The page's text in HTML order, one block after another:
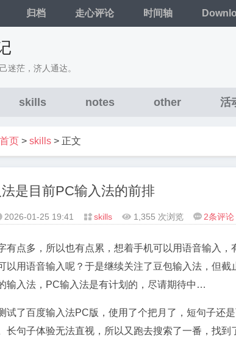
归档 走心评论 时间轴
迷茫，济人通达。
skills notes other 活
首页 > skills > 正文
是目前PC输入法的前排
2026-01-25 19:41  skills  1,355 次浏览  2条评论
有点多，所以也有点累，想着手机可以用语音输入
以用语音输入呢？于是继续关注了豆包输入法，但
输入法，PC输入法是有计划的，尽请期待中…
试了百度输入法PC版，使用了个把月了，短句子还
长句子体验无法直视，所以又跑去搜索了一番，找到